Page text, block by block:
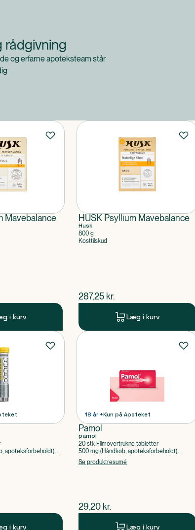
rådgivning
og erfarne apoteksteam står
Mavebalance
i kurv
HUSK Psyllium Mavebalance
Husk
800 g
Kosttilskud
$nuværende pris
287,25 kr.
Læg i kurv
apoteksforbeholdt),
i kurv
18 år +Kun på Apoteket
Pamol
pamol
20 stk Filmovertrukne tabletter
500 mg (Håndkøb, apoteksforbeholdt),
Paracetamol
Se produktresumé
$nuværende pris
29,20 kr.
Læg i kurv